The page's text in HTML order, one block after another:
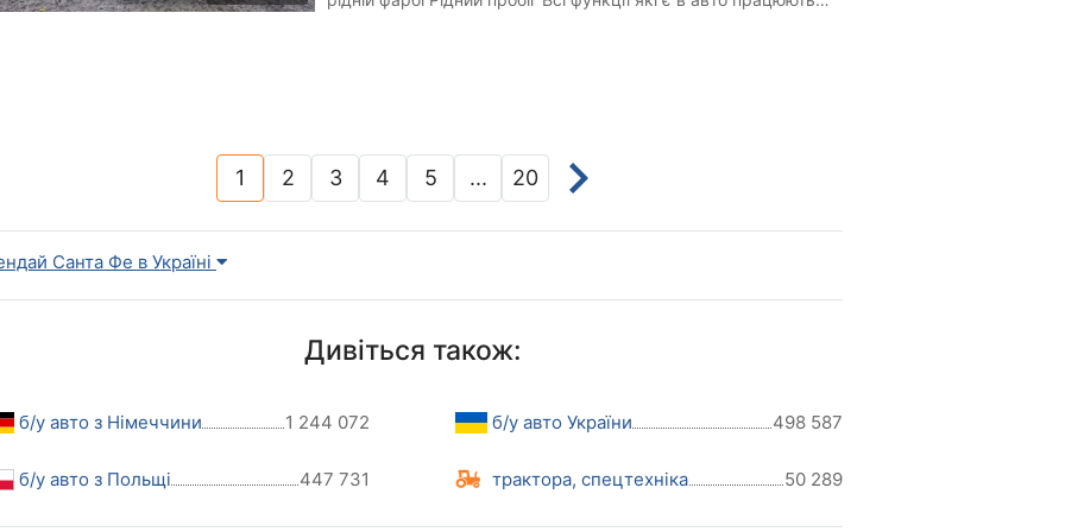
1(current)
2 3 4 5 ... 20
Санта Фе в Україні
Дивіться також:
б/у авто з Німеччини 1 244 072
б/у авто з Польщі 447 731
б/у авто України 498 587
трактора, спецтехніка 50 289